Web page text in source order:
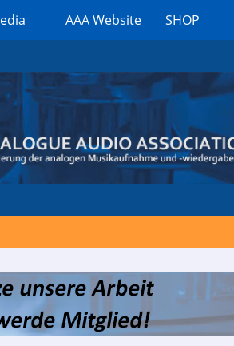
AAA Website SHOP